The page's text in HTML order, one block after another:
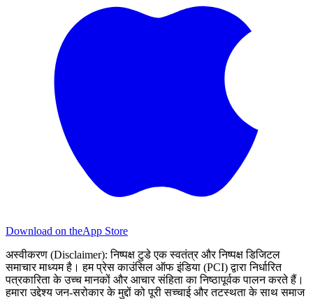
Download on theApp Store
अस्वीकरण (Disclaimer): निष्पक्ष टुडे एक स्वतंत्र और निष्पक्ष डिजिटल
समाचार माध्यम है। हम प्रेस काउंसिल ऑफ इंडिया (PCI) द्वारा निर्धारित
पत्रकारिता के उच्च मानकों और आचार संहिता का निष्ठापूर्वक पालन करते हैं।
हमारा उद्देश्य जन-सरोकार के मुद्दों को पूरी सच्चाई और तटस्थता के साथ समाज